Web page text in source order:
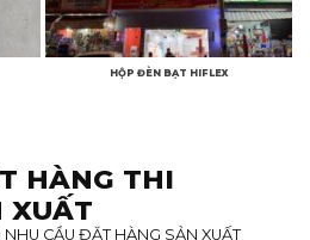
HỘP ĐÈN BẠT HIFLEX
HÀNG THI
XUẤT
CẦU ĐẶT HÀNG SẢN XUẤT